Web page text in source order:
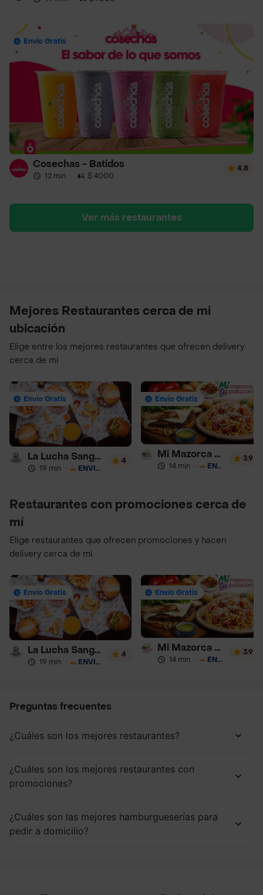
Envío Gratis
Cosechas - Batidos
12 min · $ 4000
4.8
Ver más restaurantes
Mejores Restaurantes cerca de mi
ubicación
Elige entre los mejores restaurantes que ofrecen delivery
cerca de mí
Envío Gratis
La Lucha Sanguchería
19 min · ENVÍO GRATIS
4
Envío Gratis
Mi Mazorca Tu Patacón
14 min · ENVÍO GRATIS
3.9
Restaurantes con promociones cerca de
mí
Elige restaurantes que ofrecen promociones y hacen
delivery cerca de mí
Envío Gratis
La Lucha Sanguchería
19 min · ENVÍO GRATIS
4
Envío Gratis
Mi Mazorca Tu Patacón
14 min · ENVÍO GRATIS
3.9
Preguntas frecuentes
¿Cuáles son los mejores restaurantes?
¿Cuáles son los mejores restaurantes con
promociones?
¿Cuáles son las mejores hamburgueserías para
pedir a domicilio?